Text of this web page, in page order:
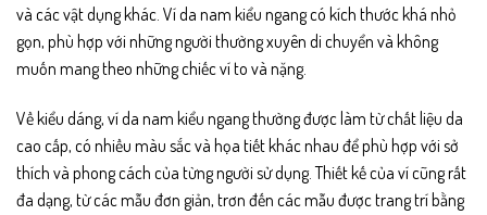
và các vật dụng khác. Ví da nam kiểu ngang có kích thước khá nhỏ
gọn, phù hợp với những người thường xuyên di chuyển và không
muốn mang theo những chiếc ví to và nặng.
Về kiểu dáng, ví da nam kiểu ngang thường được làm từ chất liệu da
cao cấp, có nhiều màu sắc và họa tiết khác nhau để phù hợp với sở
thích và phong cách của từng người sử dụng. Thiết kế của ví cũng rất
đa dạng, từ các mẫu đơn giản, trơn đến các mẫu được trang trí bằng